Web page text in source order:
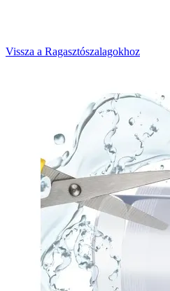
Vissza a Ragasztószalagokhoz